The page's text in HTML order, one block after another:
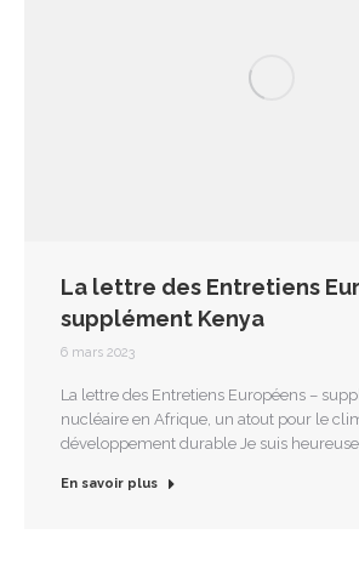
La lettre des Entretiens
supplément Kenya
6 mars 2023
La lettre des Entretiens Européens –
nucléaire en Afrique, un atout pour le
développement durable Je suis heureuse
En savoir plus